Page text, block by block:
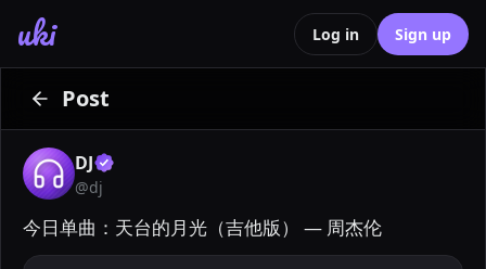
uki Log in Sign up
Post
DJ
@dj
今日单曲：天台的月光（吉他版） — 周杰伦